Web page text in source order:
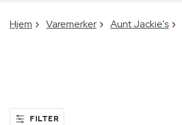
Hjem Varemerker Aunt Jackie's
FILTER